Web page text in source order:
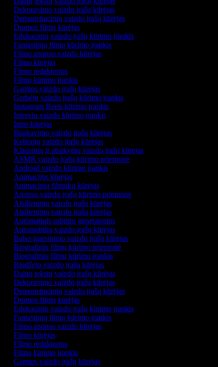
Dekoravimo vaizdo įrašų kūrėjas
Demonstracinių vaizdo įrašų kūrėjas
Dramos filmų kūrėjas
Edukacinių vaizdo įrašų kūrimo įrankis
Fantastinių filmų kūrimo įrankis
Filmo anonso vaizdo kūrėjas
Filmo kūrėjas
Filmo redaktorius
Filmų kūrimo įrankis
Gamtos vaizdo įrašų kūrėjas
Gerbėjų vaizdo įrašų kūrimo įrankis
Instagram Reels kūrimo įrankis
Interviu vaizdo kūrimo įrankis
Intro kūrėjas
Išpakavimo vaizdo įrašų kūrėjas
Kelionių vaizdo įrašų kūrėjas
Klausimų ir atsakymų vaizdo įrašų kūrėjas
ASMR vaizdo įrašų kūrimo priemonė
Android vaizdo kūrimo įrankis
Animacijos kūrėjas
Animacinių filmukų kūrėjas
Anonso vaizdo įrašų kūrimo priemonė
Atsiliepimų vaizdo įrašų kūrėjas
Atsiliepimų vaizdo įrašų kūrėjas
Automatinis subtitrų generatorius
Automobilių vaizdo įrašų kūrėjas
Balso įgarsinimo vaizdo įrašų kūrėjas
Biografinių filmų kūrimo priemonė
Biografinių filmų kūrimo įrankis
Biudžeto vaizdo įrašų kūrėjas
Dainų tekstų vaizdo įrašų kūrėjas
Dekoravimo vaizdo įrašų kūrėjas
Demonstracinių vaizdo įrašų kūrėjas
Dramos filmų kūrėjas
Edukacinių vaizdo įrašų kūrimo įrankis
Fantastinių filmų kūrimo įrankis
Filmo anonso vaizdo kūrėjas
Filmo kūrėjas
Filmo redaktorius
Filmų kūrimo įrankis
Gamtos vaizdo įrašų kūrėjas